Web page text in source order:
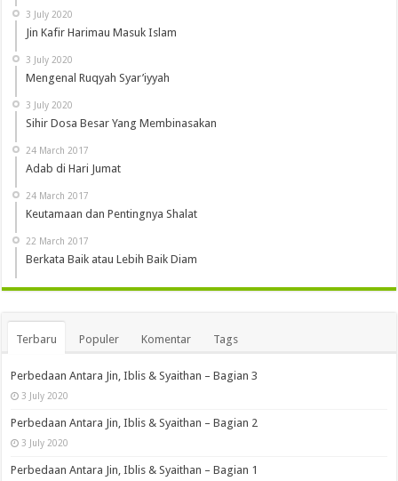
3 July 2020
Jin Kafir Harimau Masuk Islam
3 July 2020
Mengenal Ruqyah Syar’iyyah
3 July 2020
Sihir Dosa Besar Yang Membinasakan
24 March 2017
Adab di Hari Jumat
24 March 2017
Keutamaan dan Pentingnya Shalat
22 March 2017
Berkata Baik atau Lebih Baik Diam
Terbaru Populer Komentar Tags
Perbedaan Antara Jin, Iblis & Syaithan – Bagian 3
3 July 2020
Perbedaan Antara Jin, Iblis & Syaithan – Bagian 2
3 July 2020
Perbedaan Antara Jin, Iblis & Syaithan – Bagian 1